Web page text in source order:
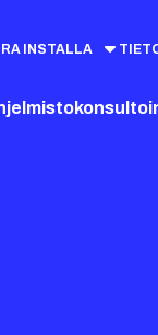
INSTALLA